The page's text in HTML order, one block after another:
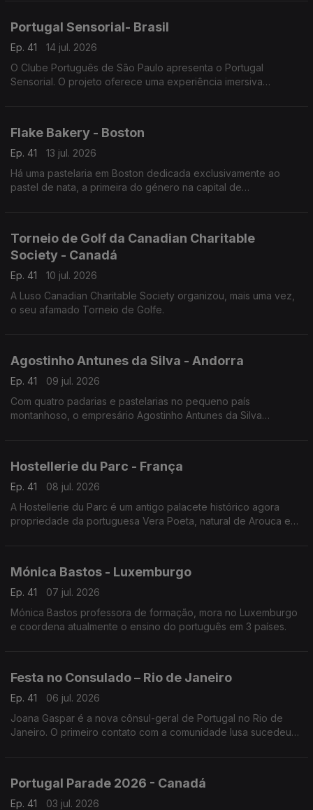
Portugal Sensorial- Brasil
Ep. 41
14 jul. 2026
O Clube Português de São Paulo apresenta o Portugal
Sensorial. O projeto oferece uma experiência imersiva
Flake Bakery - Boston
Ep. 41
13 jul. 2026
Há uma pastelaria em Boston dedicada exclusivamente ao
pastel de nata, a primeira do género na capital de
Torneio de Golf da Canadian Charitable
Society - Canadá
Ep. 41
10 jul. 2026
A Luso Canadian Charitable Society organizou, mais uma vez,
o seu afamado Torneio de Golfe.
Agostinho Antunes da Silva - Andorra
Ep. 41
09 jul. 2026
Com quatro padarias e pastelarias no pequeno país
montanhoso, o empresário Agostinho Antunes da Silva
Hostellerie du Parc - França
Ep. 41
08 jul. 2026
A Hostellerie du Parc é um antigo palacete histórico agora
propriedade da portuguesa Vera Poeta, natural de Arouca e
Mónica Bastos - Luxemburgo
Ep. 41
07 jul. 2026
Mónica Bastos professora de formação, mora no Luxemburgo
e coordena atualmente o ensino do português em 3 países.
Festa no Consulado – Rio de Janeiro
Ep. 41
06 jul. 2026
Joana Gaspar é a nova cônsul-geral de Portugal no Rio de
Janeiro. O primeiro contato com a comunidade lusa sucedeu
Portugal Parade 2026 - Canadá
Ep. 41
03 jul. 2026